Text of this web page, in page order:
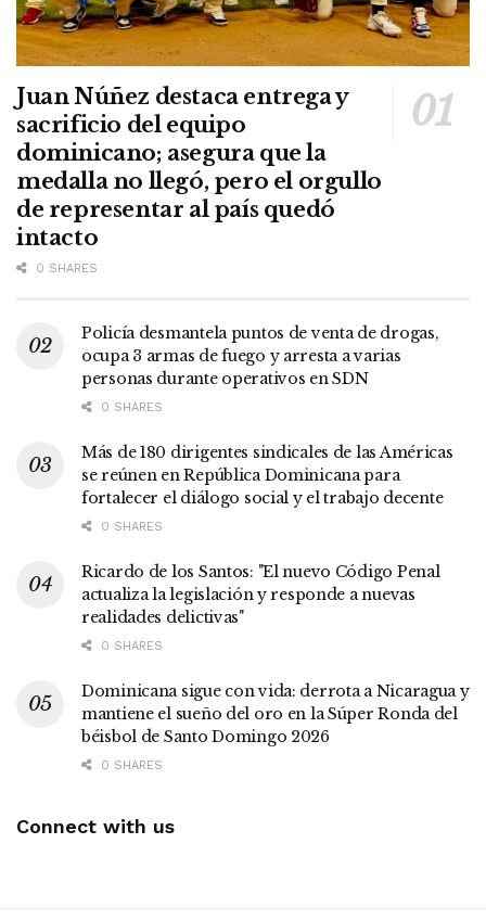
Juan Núñez destaca entrega y
sacrificio del equipo
dominicano; asegura que la
medalla no llegó, pero el orgullo
de representar al país quedó
intacto
0 SHARES
Policía desmantela puntos de venta de drogas,
ocupa 3 armas de fuego y arresta a varias
personas durante operativos en SDN
0 SHARES
Más de 180 dirigentes sindicales de las Américas
se reúnen en República Dominicana para
fortalecer el diálogo social y el trabajo decente
0 SHARES
Ricardo de los Santos: "El nuevo Código Penal
actualiza la legislación y responde a nuevas
realidades delictivas"
0 SHARES
Dominicana sigue con vida: derrota a Nicaragua y
mantiene el sueño del oro en la Súper Ronda del
béisbol de Santo Domingo 2026
0 SHARES
Connect with us